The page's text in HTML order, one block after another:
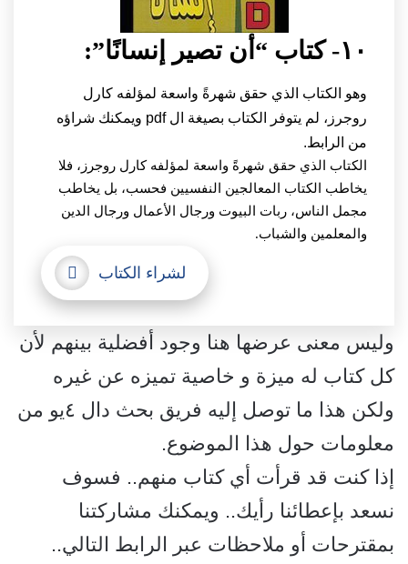
١٠- كتاب “أن تصير إنسانًا”:
وهو الكتاب الذي حقق شهرةً واسعة لمؤلفه كارل
روجرز، لم يتوفر الكتاب بصيغة ال pdf ويمكنك شراؤه
من الرابط.
الكتاب الذي حقق شهرةً واسعة لمؤلفه كارل روجرز، فلا
يخاطب الكتاب المعالجين النفسيين فحسب، بل يخاطب
مجمل الناس، ربات البيوت ورجال الأعمال ورجال الدين
والمعلمين والشباب.
لشراء الكتاب
وليس معنى عرضها هنا وجود أفضلية بينهم لأن
كل كتاب له ميزة و خاصية تميزه عن غيره
ولكن هذا ما توصل إليه فريق بحث دال ٤يو من
معلومات حول هذا الموضوع.
إذا كنت قد قرأت أي كتاب منهم.. فسوف
نسعد بإعطائنا رأيك.. ويمكنك مشاركتنا
بمقترحات أو ملاحظات عبر الرابط التالي..